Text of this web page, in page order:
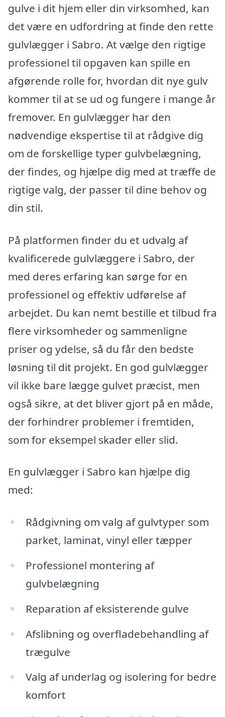
gulve i dit hjem eller din virksomhed, kan
det være en udfordring at finde den rette
gulvlægger i Sabro. At vælge den rigtige
professionel til opgaven kan spille en
afgørende rolle for, hvordan dit nye gulv
kommer til at se ud og fungere i mange år
fremover. En gulvlægger har den
nødvendige ekspertise til at rådgive dig
om de forskellige typer gulvbelægning,
der findes, og hjælpe dig med at træffe de
rigtige valg, der passer til dine behov og
din stil.
På platformen finder du et udvalg af
kvalificerede gulvlæggere i Sabro, der
med deres erfaring kan sørge for en
professionel og effektiv udførelse af
arbejdet. Du kan nemt bestille et tilbud fra
flere virksomheder og sammenligne
priser og ydelse, så du får den bedste
løsning til dit projekt. En god gulvlægger
vil ikke bare lægge gulvet præcist, men
også sikre, at det bliver gjort på en måde,
der forhindrer problemer i fremtiden,
som for eksempel skader eller slid.
En gulvlægger i Sabro kan hjælpe dig
med:
Rådgivning om valg af gulvtyper som
parket, laminat, vinyl eller tæpper
Professionel montering af
gulvbelægning
Reparation af eksisterende gulve
Afslibning og overfladebehandling af
trægulve
Valg af underlag og isolering for bedre
komfort